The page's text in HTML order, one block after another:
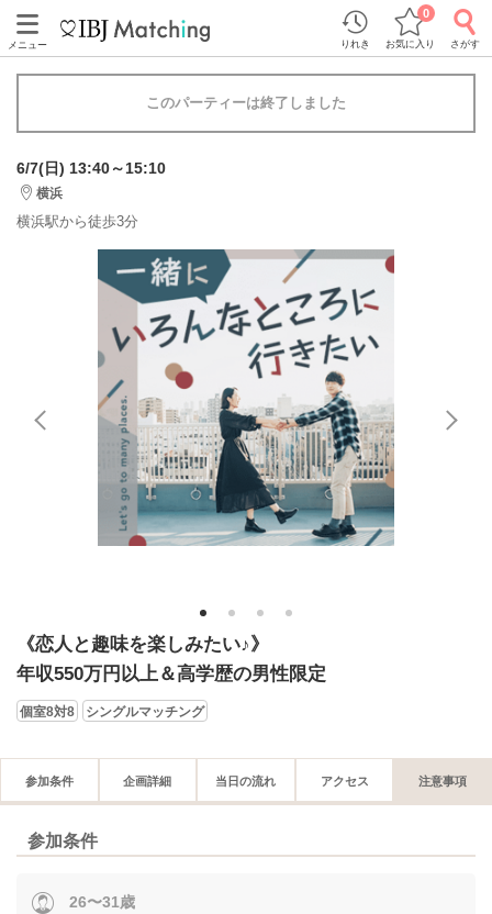
メニュー りれき お気に入り
0
さがす
このパーティーは終了しました
6/7(日) 13:40～15:10
横浜
横浜駅から徒歩3分
1 2 3 4
《恋人と趣味を楽しみたい♪》
年収550万円以上＆高学歴の男性限定
個室8対8 シングルマッチング
参加条件 企画詳細 当日の流れ アクセス 注意事項
参加条件
26〜31歳